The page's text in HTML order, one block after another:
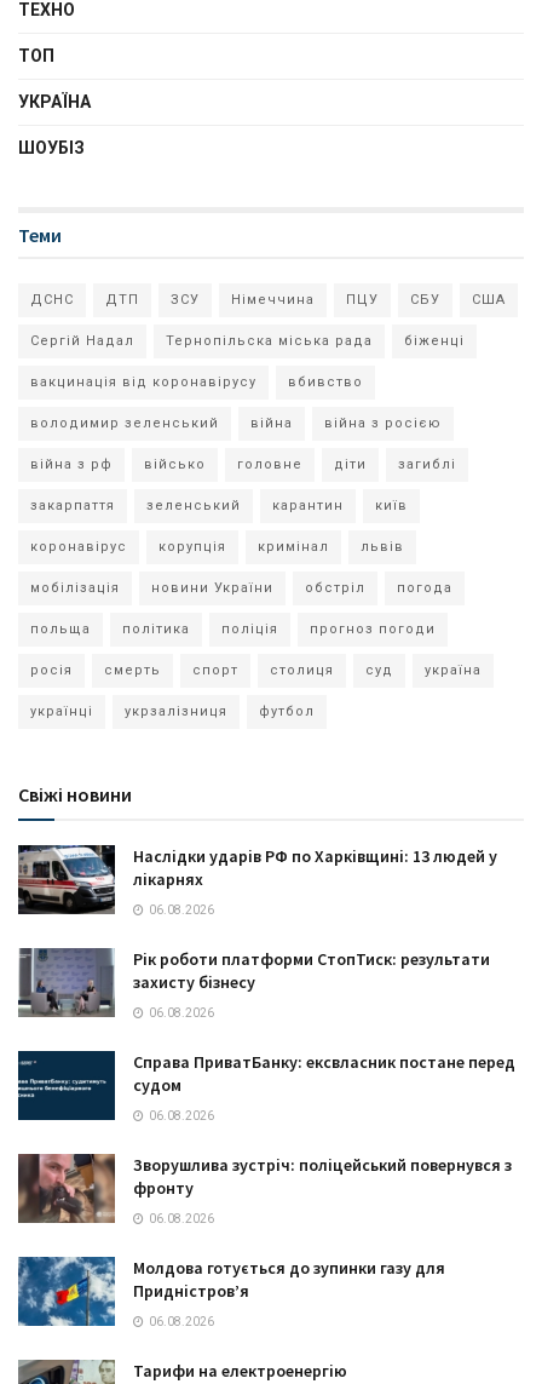
ТЕХНО
ТОП
УКРАЇНА
ШОУБІЗ
Теми
ДСНС ДТП ЗСУ Німеччина ПЦУ СБУ США
Сергій Надал Тернопільска міська рада біженці
вакцинація від коронавірусу вбивство
володимир зеленський війна війна з росією
війна з рф військо головне діти загиблі
закарпаття зеленський карантин київ
коронавірус корупція кримінал львів
мобілізація новини України обстріл погода
польща політика поліція прогноз погоди
росія смерть спорт столиця суд україна
українці укрзалізниця футбол
Свіжі новини
Наслідки ударів РФ по Харківщині: 13 людей у
лікарнях
06.08.2026
Рік роботи платформи СтопТиск: результати
захисту бізнесу
06.08.2026
Справа ПриватБанку: ексвласник постане перед
судом
06.08.2026
Зворушлива зустріч: поліцейський повернувся з
фронту
06.08.2026
Молдова готується до зупинки газу для
Придністров’я
06.08.2026
Тарифи на електроенергію